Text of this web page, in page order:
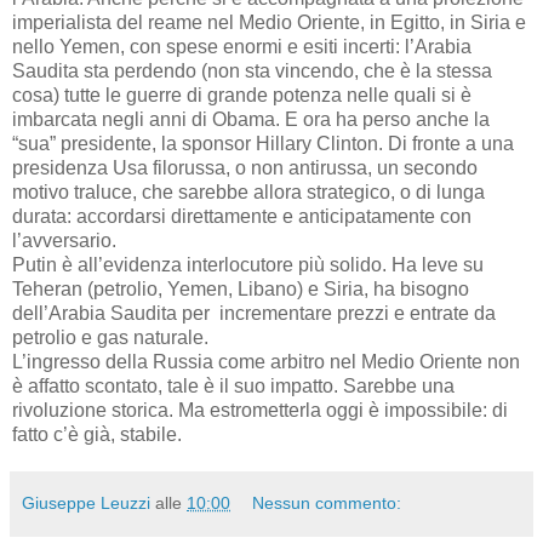
imperialista del reame nel Medio Oriente, in Egitto, in Siria e
nello Yemen, con spese enormi e esiti incerti: l’Arabia
Saudita sta perdendo (non sta vincendo, che è la stessa
cosa) tutte le guerre di grande potenza nelle quali si è
imbarcata negli anni di Obama. E ora ha perso anche la
“sua” presidente, la sponsor Hillary Clinton. Di fronte a una
presidenza Usa filorussa, o non antirussa, un secondo
motivo traluce, che sarebbe allora strategico, o di lunga
durata: accordarsi direttamente e anticipatamente con
l’avversario.
Putin è all’evidenza interlocutore più solido. Ha leve su
Teheran (petrolio, Yemen, Libano) e Siria, ha bisogno
dell’Arabia Saudita per incrementare prezzi e entrate da
petrolio e gas naturale.
L’ingresso della Russia come arbitro nel Medio Oriente non
è affatto scontato, tale è il suo impatto. Sarebbe una
rivoluzione storica. Ma estrometterla oggi è impossibile: di
fatto c’è già, stabile.
Giuseppe Leuzzi alle 10:00 Nessun commento: